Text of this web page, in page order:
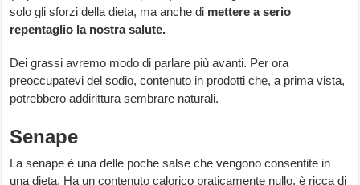
solo gli sforzi della dieta, ma anche di mettere a serio
repentaglio la nostra salute.
Dei grassi avremo modo di parlare più avanti. Per ora
preoccupatevi del sodio, contenuto in prodotti che, a prima vista,
potrebbero addirittura sembrare naturali.
Senape
La senape è una delle poche salse che vengono consentite in
una dieta. Ha un contenuto calorico praticamente nullo, è ricca di